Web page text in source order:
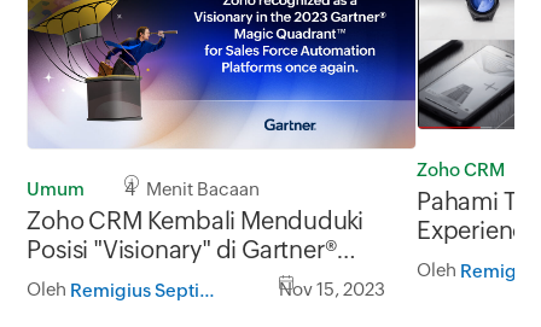
Umum 4 Menit Bacaan
Zoho CRM Kembali Menduduki
Posisi "Visionary" di Gartner®
Magic Quadrant™ 2023
Oleh Remigius Septian Hermawan Nov 15, 2023
Zoho CRM
Pahami
Oleh